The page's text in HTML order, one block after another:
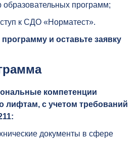
программ;
к СДО «Норматест».
и оставьте заявку
компетенции
лифтам, с учетом требований
документы в сфере